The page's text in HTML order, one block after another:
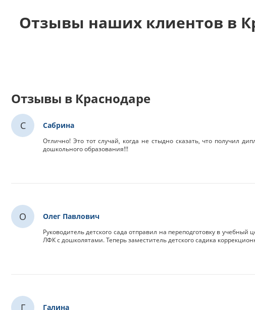
Отзывы наших клиентов в
Отзывы в Краснодаре
С Сабрина
Отлично! Это тот случай, когда не стыдно сказать, что получил
дошкольного образования!!!
О Олег Павлович
Руководитель детского сада отправил на переподготовку в
ЛФК с дошколятами. Теперь заместитель детского садика
Г Галина